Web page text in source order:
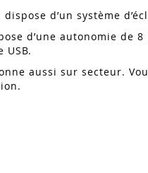
d’un système
d’une autonomie de
USB.
aussi sur secteur.